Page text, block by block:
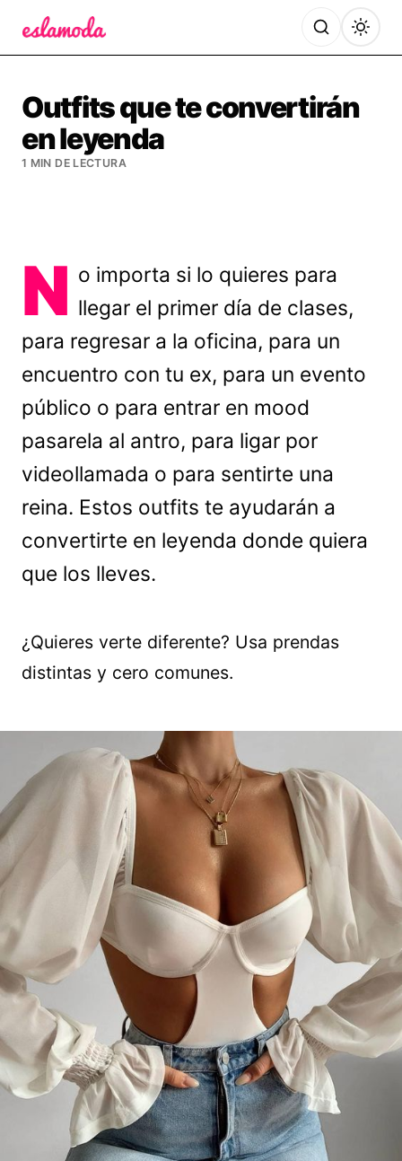
Outfits que te convertirán
en leyenda
1 MIN DE LECTURA
N o importa si lo quieres para
llegar el primer día de clases,
para regresar a la oficina, para un
encuentro con tu ex, para un evento
público o para entrar en mood
pasarela al antro, para ligar por
videollamada o para sentirte una
reina. Estos outfits te ayudarán a
convertirte en leyenda donde quiera
que los lleves.
¿Quieres verte diferente? Usa prendas
distintas y cero comunes.